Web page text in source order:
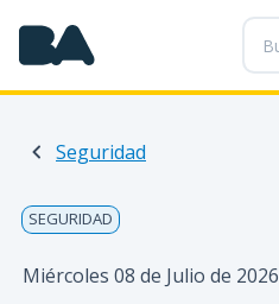
P
a
s
a
n
Seguridad
SEGURIDAD
Miércoles 08 de Julio de 2026